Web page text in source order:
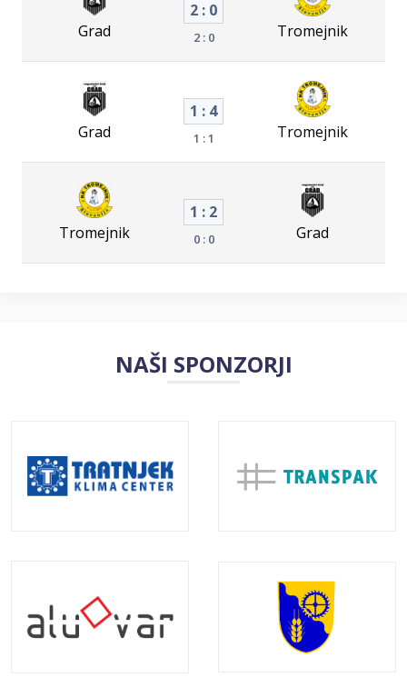
Grad
2 : 0
2 : 0 Tromejnik
Grad
1 : 4
1 : 1 Tromejnik
Tromejnik
1 : 2
0 : 0 Grad
NAŠI SPONZORJI